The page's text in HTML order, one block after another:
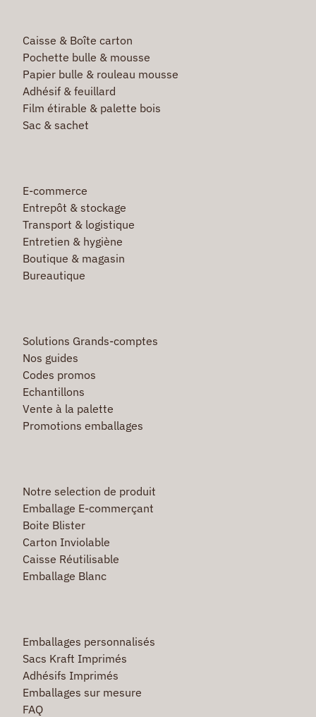
Caisse & Boîte carton
Pochette bulle & mousse
Papier bulle & rouleau mousse
Adhésif & feuillard
Film étirable & palette bois
Sac & sachet
E-commerce
Entrepôt & stockage
Transport & logistique
Entretien & hygiène
Boutique & magasin
Bureautique
Solutions Grands-comptes
Nos guides
Codes promos
Echantillons
Vente à la palette
Promotions emballages
Notre selection de produit
Emballage E-commerçant
Boite Blister
Carton Inviolable
Caisse Réutilisable
Emballage Blanc
Emballages personnalisés
Sacs Kraft Imprimés
Adhésifs Imprimés
Emballages sur mesure
FAQ